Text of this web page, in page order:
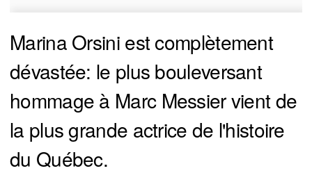
Marina Orsini est complètement
dévastée: le plus bouleversant
hommage à Marc Messier vient de
la plus grande actrice de l'histoire
du Québec.